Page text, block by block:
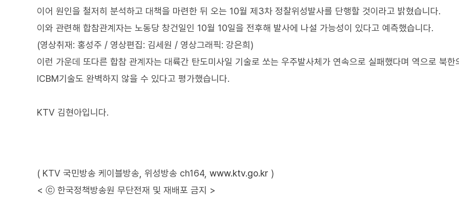
이어 원인을 철저히 분석하고 대책을 마련한 뒤 오는 10월 제3차 정찰위성발사를 단행할 것이라고 밝혔습니다.
이와 관련해 합참관계자는 노동당 창건일인 10월 10일을 전후해 발사에 나설 가능성이 있다고 예측했습니다.
(영상취재: 홍성주 / 영상편집: 김세원 / 영상그래픽: 강은희)
이런 가운데 또다른 합참 관계자는 대륙간 탄도미사일 기술로 쏘는 우주발사체가 연속으로 실패했다며 역으로 북한
ICBM기술도 완벽하지 않을 수 있다고 평가했습니다.
KTV 김현아입니다.
( KTV 국민방송 케이블방송, 위성방송 ch164, www.ktv.go.kr )
< ⓒ 한국정책방송원 무단전재 및 재배포 금지 >